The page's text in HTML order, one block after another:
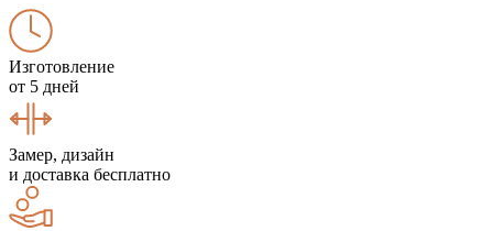
Изготовление
от 5 дней
Замер, дизайн
и доставка бесплатно